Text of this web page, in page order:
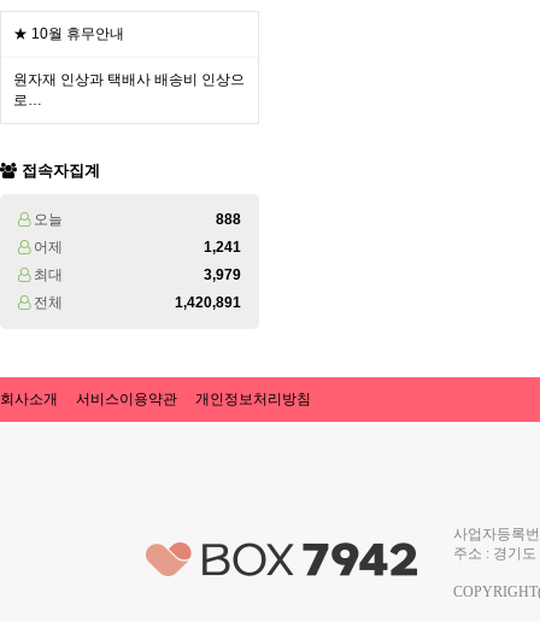
★ 10월 휴무안내
원자재 인상과 택배사 배송비 인상으
로…
접속자집계
오늘
888
어제
1,241
최대
3,979
전체
1,420,891
회사소개 서비스이용약관 개인정보처리방침
사업자등록
주소 : 경기